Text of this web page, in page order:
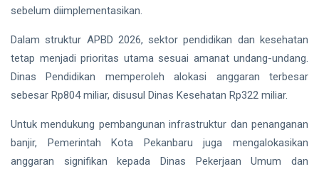
KPK
Politik
PSSI
sebelum diimplementasikan.
Dalam struktur APBD 2026, sektor pendidikan dan kesehatan
tetap menjadi prioritas utama sesuai amanat undang-undang.
Dinas Pendidikan memperoleh alokasi anggaran terbesar
sebesar Rp804 miliar, disusul Dinas Kesehatan Rp322 miliar.
Untuk mendukung pembangunan infrastruktur dan penanganan
banjir, Pemerintah Kota Pekanbaru juga mengalokasikan
anggaran signifikan kepada Dinas Pekerjaan Umum dan